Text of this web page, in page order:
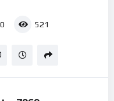
0 521